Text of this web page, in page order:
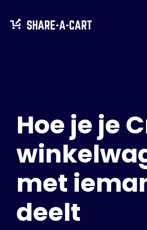
Oplossingen
Voor
Voor scholen
Voor
Haal
Hoe je je
met
deelt